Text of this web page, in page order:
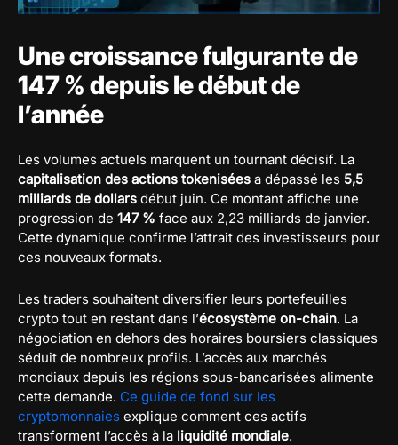
Une croissance fulgurante de
147 % depuis le début de
l’année
Les volumes actuels marquent un tournant décisif. La
capitalisation des actions tokenisées a dépassé les 5,5
milliards de dollars début juin. Ce montant affiche une
progression de 147 % face aux 2,23 milliards de janvier.
Cette dynamique confirme l’attrait des investisseurs pour
ces nouveaux formats.
Les traders souhaitent diversifier leurs portefeuilles
crypto tout en restant dans l’écosystème on-chain. La
négociation en dehors des horaires boursiers classiques
séduit de nombreux profils. L’accès aux marchés
mondiaux depuis les régions sous-bancarisées alimente
cette demande. Ce guide de fond sur les
cryptomonnaies explique comment ces actifs
transforment l’accès à la liquidité mondiale.